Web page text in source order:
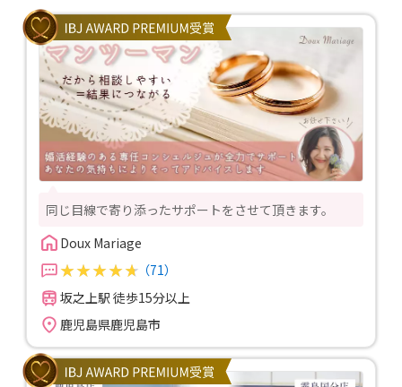
同じ目線で寄り添ったサポートをさせて頂きます。
Doux Mariage
（71）
坂之上駅 徒歩15分以上
鹿児島県鹿児島市